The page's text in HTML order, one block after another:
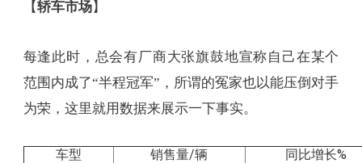
【轿车市场】
每逢此时，总会有厂商大张旗鼓地宣称自己在某个
范围内成了“半程冠军”，所谓的冤家也以能压倒对手
为荣，这里就用数据来展示一下事实。
车型 销售量/辆
同比增长%